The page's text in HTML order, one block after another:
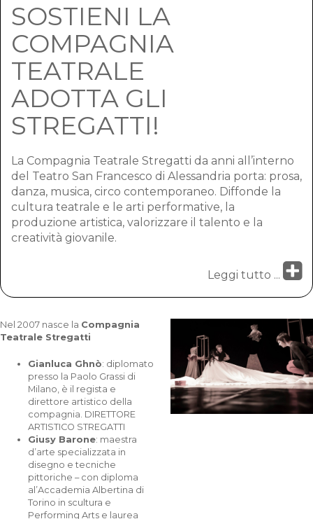
SOSTIENI LA
COMPAGNIA
TEATRALE
ADOTTA GLI
STREGATTI!
La Compagnia Teatrale Stregatti da anni all’interno
del Teatro San Francesco di Alessandria porta: prosa,
danza, musica, circo contemporaneo. Diffonde la
cultura teatrale e le arti performative, la
produzione artistica, valorizzare il talento e la
creatività giovanile.
Leggi tutto ...
Nel 2007 nasce la Compagnia
Teatrale Stregatti
Gianluca Ghnò: diplomato
presso la Paolo Grassi di
Milano, è il regista e
direttore artistico della
compagnia. DIRETTORE
ARTISTICO STREGATTI
Giusy Barone: maestra
d’arte specializzata in
disegno e tecniche
pittoriche – con diploma
al’Accademia Albertina di
Torino in scultura e
Performing Arts e laurea